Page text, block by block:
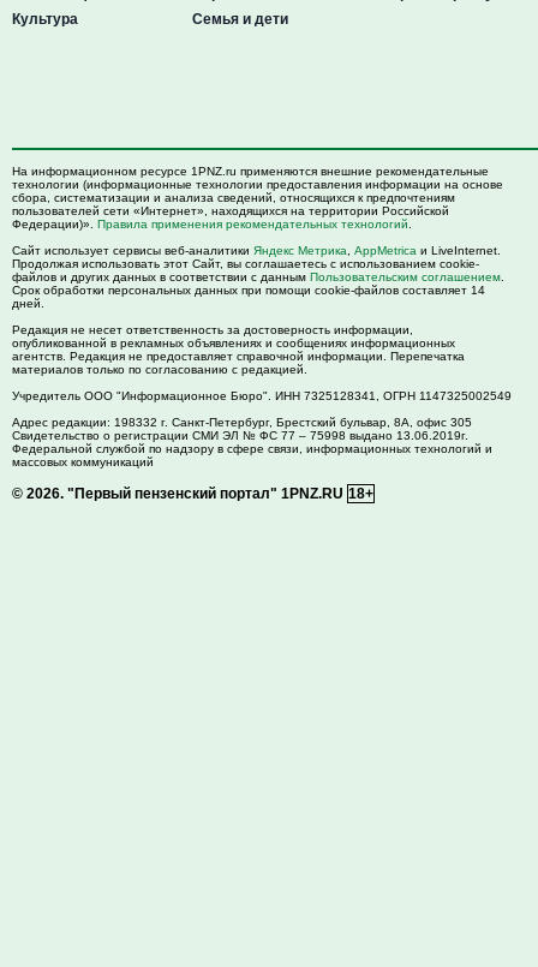
Культура
Семья и дети
На информационном ресурсе 1PNZ.ru применяются внешние рекомендательные
технологии (информационные технологии предоставления информации на основе
сбора, систематизации и анализа сведений, относящихся к предпочтениям
пользователей сети «Интернет», находящихся на территории Российской
Федерации)». Правила применения рекомендательных технологий
Сайт использует сервисы веб-аналитики Яндекс Метрика AppMetrica и LiveInternet.
Продолжая использовать этот Сайт, вы соглашаетесь с использованием cookie-
файлов и других данных в соответствии с данным Пользовательским соглашением
Срок обработки персональных данных при помощи cookie-файлов составляет 14
дней.
Редакция не несет ответственность за достоверность информации,
опубликованной в рекламных объявлениях и сообщениях информационных
агентств. Редакция не предоставляет справочной информации. Перепечатка
материалов только по согласованию с редакцией.
Учредитель ООО "Информационное Бюро". ИНН 7325128341, ОГРН 1147325002549
Адрес редакции: 198332 г. Санкт-Петербург, Брестский бульвар, 8А, офис 305
Свидетельство о регистрации СМИ ЭЛ № ФС 77 – 75998 выдано 13.06.2019г.
Федеральной службой по надзору в сфере связи, информационных технологий и
массовых коммуникаций
© 2026. "Первый пензенский портал" 1PNZ.RU 18+